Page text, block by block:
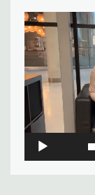
Видеоплеер